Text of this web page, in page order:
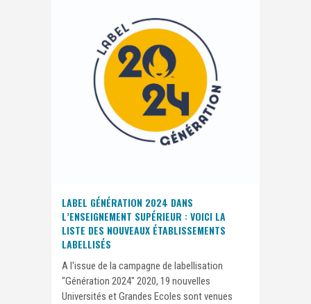
LABEL GÉNÉRATION 2024 DANS
L’ENSEIGNEMENT SUPÉRIEUR : VOICI LA
LISTE DES NOUVEAUX ÉTABLISSEMENTS
LABELLISÉS
A l'issue de la campagne de labellisation
"Génération 2024" 2020, 19 nouvelles
Universités et Grandes Ecoles sont venues